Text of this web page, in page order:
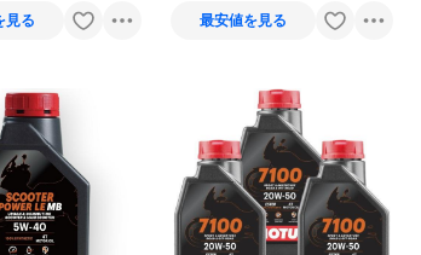
見る 最安値を見る